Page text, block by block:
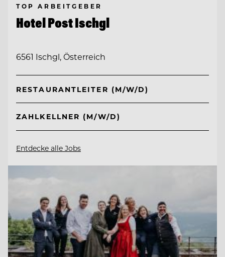
TOP ARBEITGEBER
Hotel Post Ischgl
6561 Ischgl, Österreich
RESTAURANTLEITER (M/W/D)
ZAHLKELLNER (M/W/D)
Entdecke alle Jobs